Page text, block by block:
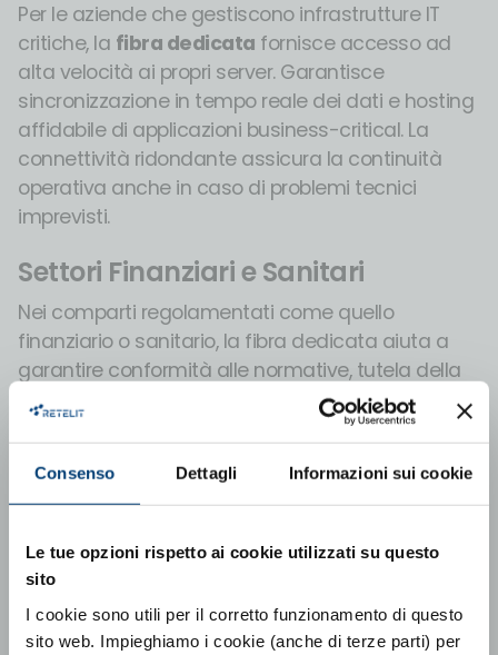
Consenso Dettagli Informazioni sui cookie
Le tue opzioni rispetto ai cookie utilizzati su questo
sito
I cookie sono utili per il corretto funzionamento di questo
sito web. Impieghiamo i cookie (anche di terze parti) per
Per le aziende che gestiscono infrastrutture IT
critiche, la fibra dedicata fornisce accesso ad
alta velocità ai propri server. Garantisce
sincronizzazione in tempo reale dei dati e hosting
affidabile di applicazioni business-critical. La
connettività ridondante assicura la continuità
operativa anche in caso di problemi tecnici
imprevisti.
Settori Finanziari e Sanitari
Nei comparti regolamentati come quello
finanziario o sanitario, la fibra dedicata aiuta a
garantire conformità alle normative, tutela della
privacy e sicurezza dei dati. Prestazioni con
latenza minima permettono la gestione di
audit trail completo delle comunicazioni
contribuisce al mantenimento della compliance e
della fiducia degli utenti.
Configurazioni di protezione e
resilienza